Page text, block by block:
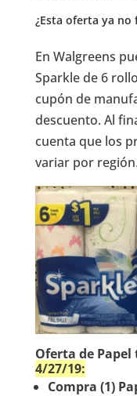
¿Esta oferta ya no
En Walgreens
Sparkle de 6
cupón de
descuento. Al
cuenta que los
variar por región.
Oferta de
4/27/19:
Compra (1)